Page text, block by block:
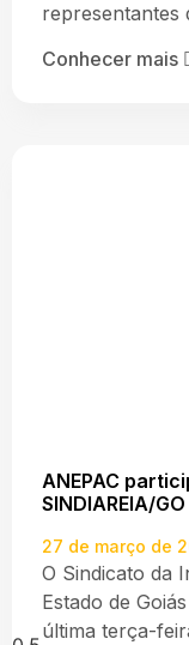
representantes
Conhecer mais
ANEPAC
SINDIAREIA/GO
27 de março de
O Sindicato da
Estado de
última terça-